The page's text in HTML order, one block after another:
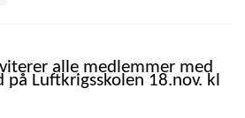
alle medlemmer med
Luftkrigsskolen 18.nov. kl